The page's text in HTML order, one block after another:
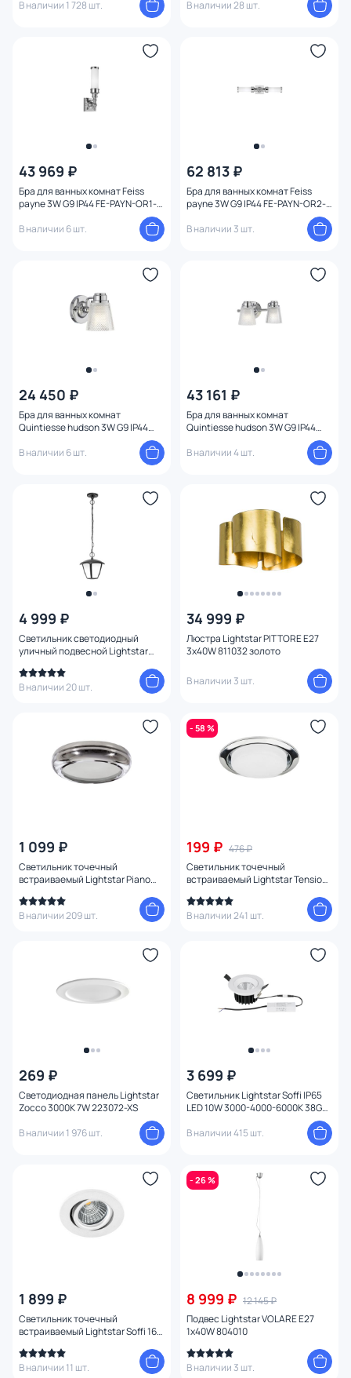
В наличии 1 728 шт. В наличии 28 шт.
43 969 ₽
Бра для ванных комнат Feiss
payne 3W G9 IP44 FE-PAYN-OR1-
В наличии 6 шт.
62 813 ₽
Бра для ванных комнат Feiss
payne 3W G9 IP44 FE-PAYN-OR2-
В наличии 3 шт.
24 450 ₽
Бра для ванных комнат
Quintiesse hudson 3W G9 IP44
В наличии 6 шт.
43 161 ₽
Бра для ванных комнат
Quintiesse hudson 3W G9 IP44
В наличии 4 шт.
4 999 ₽
Светильник светодиодный
уличный подвесной Lightstar
В наличии 20 шт.
34 999 ₽
Люстра Lightstar PITTORE E27
3х40W 811032 золото
В наличии 3 шт.
1 099 ₽
Светильник точечный
встраиваемый Lightstar Piano
В наличии 209 шт.
- 58 %
199 ₽ 476 ₽
Светильник точечный
встраиваемый Lightstar Tensio
В наличии 241 шт.
269 ₽
Светодиодная панель Lightstar
Zocco 3000K 7W 223072-XS
В наличии 1 976 шт.
3 699 ₽
Светильник Lightstar Soffi IP65
LED 10W 3000-4000-6000K 38G
В наличии 415 шт.
1 899 ₽
Светильник точечный
встраиваемый Lightstar Soffi 16
В наличии 11 шт.
- 26 %
8 999 ₽ 12 145 ₽
Подвес Lightstar VOLARE E27
1х40W 804010
В наличии 3 шт.